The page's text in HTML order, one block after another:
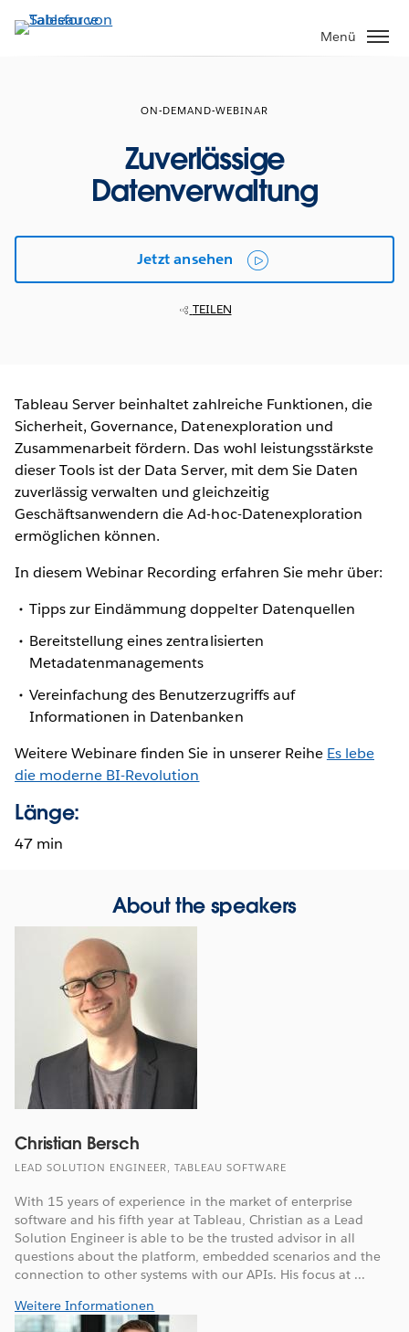
Direkt
zum
Menü
ON-DEMAND-WEBINAR
Zuverlässige
Datenverwaltung
Jetzt ansehen
TEILEN
Tableau Server beinhaltet zahlreiche Funktionen, die
Sicherheit, Governance, Datenexploration und
Zusammenarbeit fördern. Das wohl leistungsstärkste
dieser Tools ist der Data Server, mit dem Sie Daten
zuverlässig verwalten und gleichzeitig
Geschäftsanwendern die Ad-hoc-Datenexploration
ermöglichen können.
In diesem Webinar Recording erfahren Sie mehr über:
Tipps zur Eindämmung doppelter Datenquellen
Bereitstellung eines zentralisierten
Metadatenmanagements
Vereinfachung des Benutzerzugriffs auf
Informationen in Datenbanken
Weitere Webinare finden Sie in unserer Reihe Es lebe
die moderne BI-Revolution
Länge:
47 min
About the speakers
Christian Bersch
LEAD SOLUTION ENGINEER, TABLEAU SOFTWARE
With 15 years of experience in the market of enterprise
software and his fifth year at Tableau, Christian as a Lead
Solution Engineer is able to be the trusted advisor in all
questions about the platform, embedded scenarios and the
connection to other systems with our APIs. His focus at ...
Weitere Informationen